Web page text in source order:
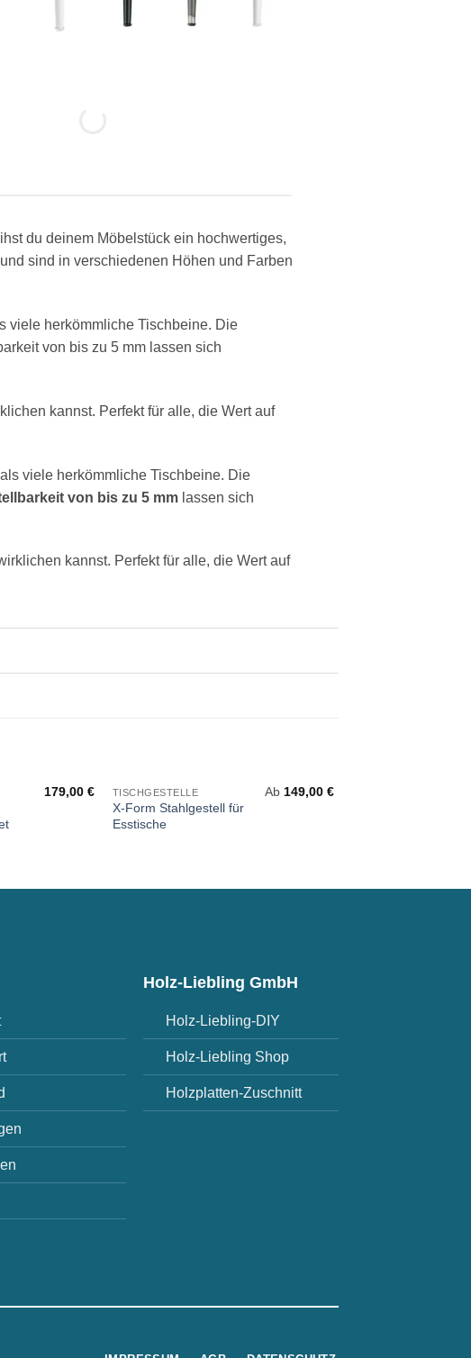
du deinem Möbelstück ein hochwertiges,
sind in verschiedenen Höhen und Farben
viele herkömmliche Tischbeine. Die
von bis zu 5 mm lassen sich
kannst. Perfekt für alle, die Wert auf
viele herkömmliche Tischbeine. Die
von bis zu 5 mmlassen sich
kannst. Perfekt für alle, die Wert auf
179,00 € TISCHGESTELLE
X-Form Stahlgestell für
Esstische
Ab149,00€
Holz-Liebling GmbH
Holz-Liebling-DIY
Holz-Liebling Shop
Holzplatten-Zuschnitt